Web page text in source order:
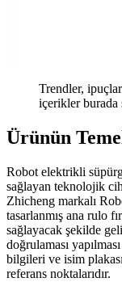
Trendler,
içerikler burada
Ürünün
Robot elektrikli
sağlayan teknolojik
Zhicheng markalı
tasarlanmış ana rulo
sağlayacak şekilde
doğrulaması
bilgileri ve isim
referans noktalarıdır.